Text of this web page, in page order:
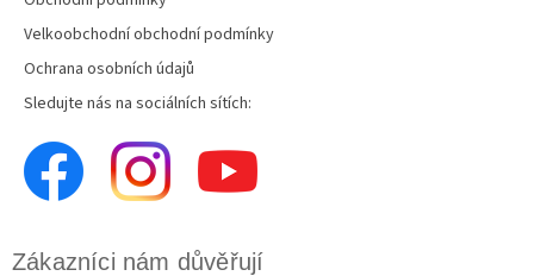
Velkoobchodní obchodní podmínky
Ochrana osobních údajů
Sledujte nás na sociálních sítích:
Zákazníci nám důvěřují